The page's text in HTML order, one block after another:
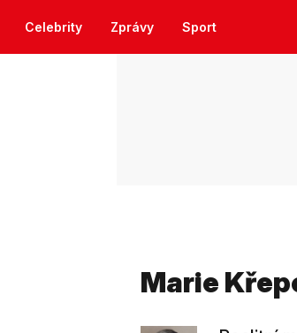
Celebrity Zprávy Sport
Marie